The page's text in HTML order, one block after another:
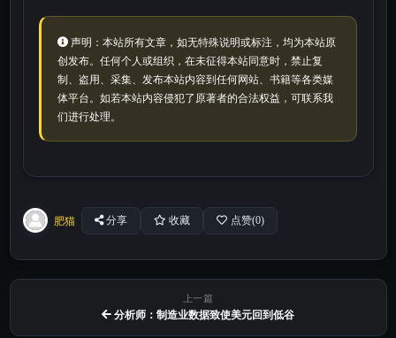
声明：本站所有文章，如无特殊说明或标注，均为本站原
创发布。任何个人或组织，在未征得本站同意时，禁止复
制、盗用、采集、发布本站内容到任何网站、书籍等各类媒
体平台。如若本站内容侵犯了原著者的合法权益，可联系我
们进行处理。
肥猫 分享 收藏 点赞(0)
上一篇
分析师：制造业数据致使美元回到低谷